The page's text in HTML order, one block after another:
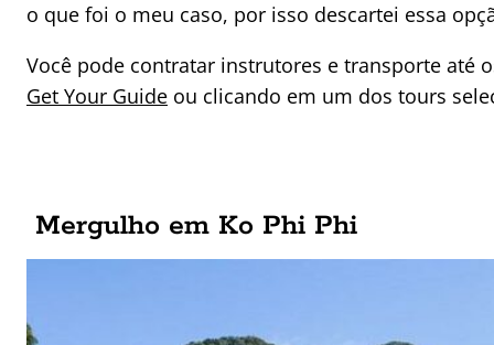
o que foi o meu caso, por isso descartei essa
Você pode contratar instrutores e transporte até
Get Your Guide ou clicando em um dos tours
Mergulho em Ko Phi Phi